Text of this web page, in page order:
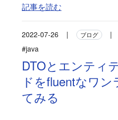
記事を読む
2022-07-26 | ブログ |
#java
DTOとエンティ
ドをfluentなワ
てみる